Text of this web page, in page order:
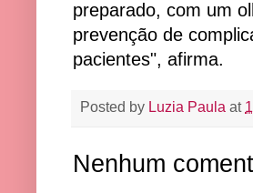
preparado, com um
prevenção de
pacientes", afirma.
Posted by Luzia Paula at
Nenhum